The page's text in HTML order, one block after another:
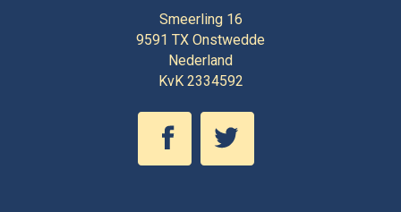
Smeerling 16
9591 TX Onstwedde
Nederland
KvK 2334592